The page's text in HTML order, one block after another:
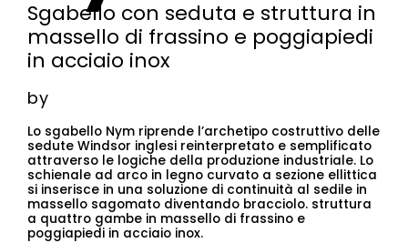
Sgabello con seduta e struttura in
massello di frassino e poggiapiedi
in acciaio inox
by
Lo sgabello Nym riprende l’archetipo costruttivo delle
sedute Windsor inglesi reinterpretato e semplificato
attraverso le logiche della produzione industriale. Lo
schienale ad arco in legno curvato a sezione ellittica
si inserisce in una soluzione di continuità al sedile in
massello sagomato diventando bracciolo. struttura
a quattro gambe in massello di frassino e
poggiapiedi in acciaio inox.